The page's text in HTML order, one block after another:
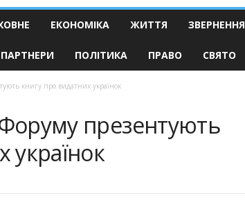
ЕКОНОМІКА ЖИТТЯ ЗВЕРНЕННЯ
ПАРТНЕРИ ПОЛІТИКА ПРАВО СВЯТО
книгу про видатних українок
презентують
українок